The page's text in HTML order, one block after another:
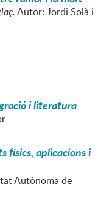
Autor: Jordi Solà i
i literatura
físics, aplicacions i
Autònoma de